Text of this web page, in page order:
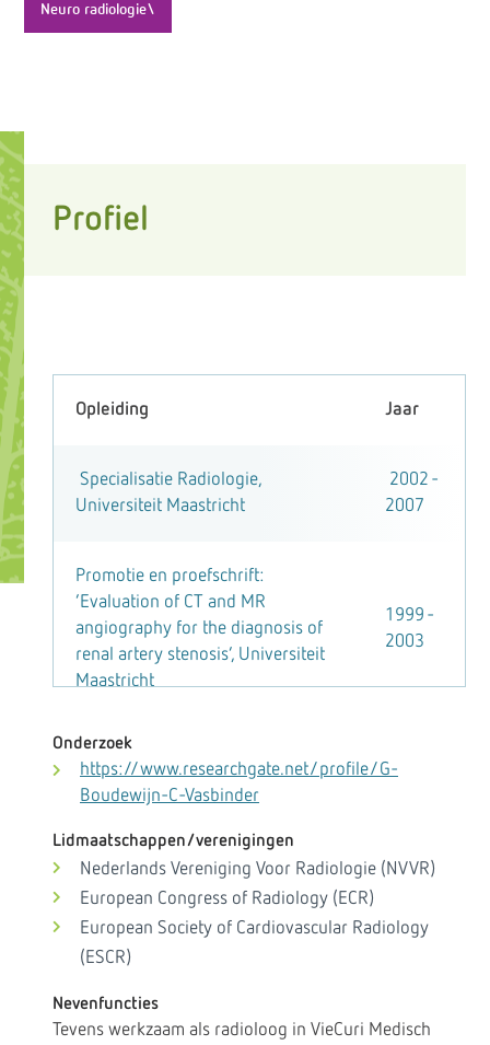
Neuro radiologie\
Profiel
Opleiding Jaar
Specialisatie Radiologie,
Universiteit Maastricht
2002 -
2007
Promotie en proefschrift:
‘Evaluation of CT and MR
angiography for the diagnosis of
renal artery stenosis’, Universiteit
Maastricht
1999 -
2003
Geneeskunde, Universiteit Utrecht
1995
Onderzoek
https://www.researchgate.net/profile/G-
Boudewijn-C-Vasbinder
Lidmaatschappen/verenigingen
Nederlands Vereniging Voor Radiologie (NVVR)
European Congress of Radiology (ECR)
European Society of Cardiovascular Radiology
(ESCR)
Nevenfuncties
Tevens werkzaam als radioloog in VieCuri Medisch